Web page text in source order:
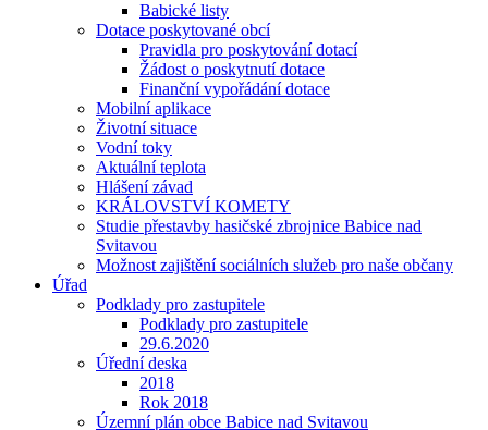
Babické listy
Dotace poskytované obcí
Pravidla pro poskytování dotací
Žádost o poskytnutí dotace
Finanční vypořádání dotace
Mobilní aplikace
Životní situace
Vodní toky
Aktuální teplota
Hlášení závad
KRÁLOVSTVÍ KOMETY
Studie přestavby hasičské zbrojnice Babice nad
Svitavou
Možnost zajištění sociálních služeb pro naše občany
Úřad
Podklady pro zastupitele
Podklady pro zastupitele
29.6.2020
Úřední deska
2018
Rok 2018
Územní plán obce Babice nad Svitavou